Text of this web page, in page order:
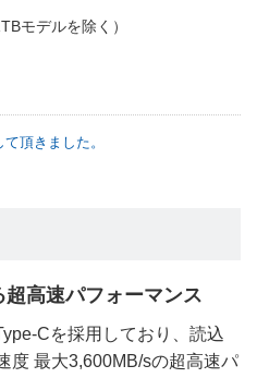
モデルを除く）
頂きました。
高速パフォーマンス
Cを採用しており、読込
度 最大3,600MB/sの超高速パ